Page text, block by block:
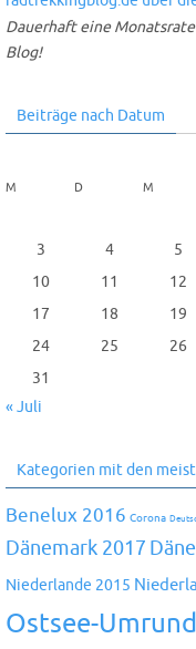
Dauerhaft eine
Blog!
Beiträge nach Datum
M D M
3
4 5
10
11 12
17
18 19
24
25 26
31
« Juli
Kategorien mit den
Benelux 2016 Corona
Dänemark 2017
Niederlande 2015
Ostsee-